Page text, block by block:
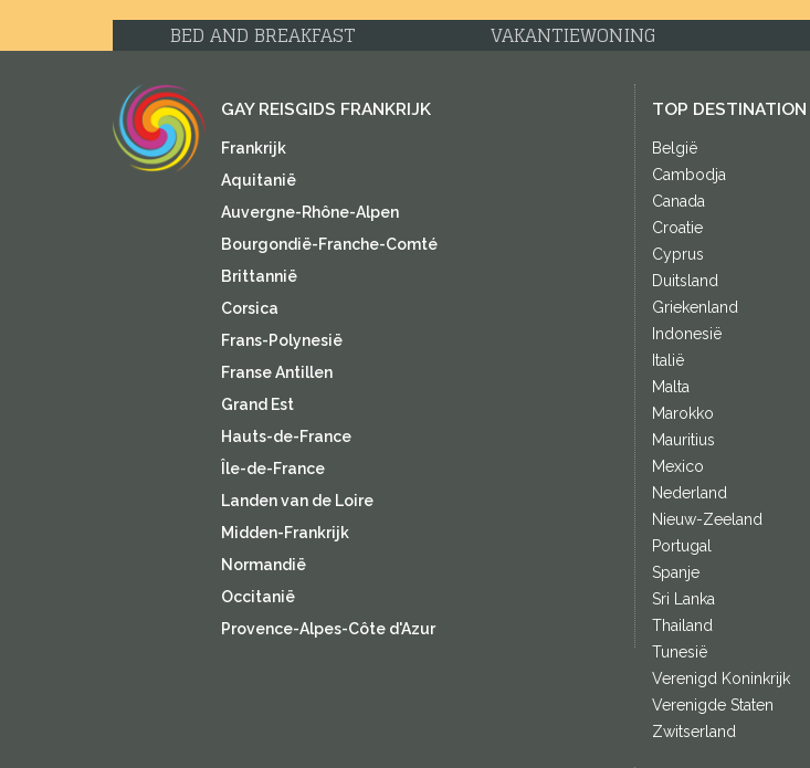
BED AND BREAKFAST VAKANTIEWONING
GAY REISGIDS FRANKRIJK
Frankrijk
Aquitanië
Auvergne-Rhône-Alpen
Bourgondië-Franche-Comté
Brittannië
Corsica
Frans-Polynesië
Franse Antillen
Grand Est
Hauts-de-France
Île-de-France
Landen van de Loire
Midden-Frankrijk
Normandië
Occitanië
Provence-Alpes-Côte d'Azur
TOP
België
Cambodja
Canada
Croatie
Cyprus
Duitsland
Griekenland
Indonesië
Italië
Malta
Marokko
Mauritius
Mexico
Nederland
Nieuw-Zeeland
Portugal
Spanje
Sri Lanka
Thailand
Tunesië
Verenigd Koninkrijk
Verenigde Staten
Zwitserland